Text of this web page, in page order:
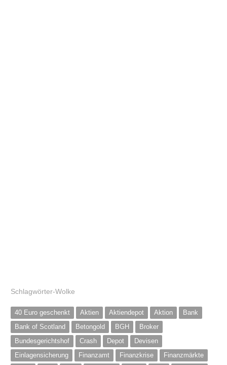
Schlagwörter-Wolke
40 Euro geschenkt Aktien Aktiendepot Aktion
Bank
Bank of Scotland
Betongold BGH
Broker
Bundesgerichtshof
Crash Depot
Devisen
Einlagensicherung
Finanzamt Finanzkrise
Finanzmärkte